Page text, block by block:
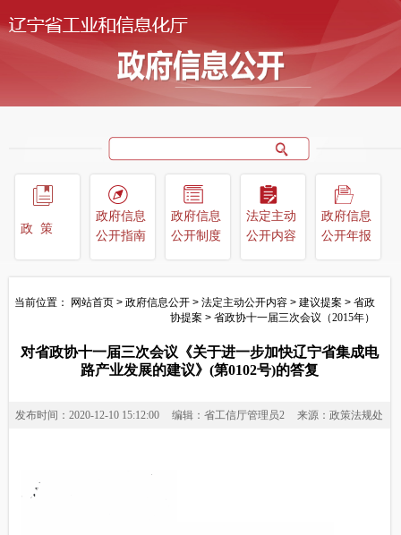
政策
政府信息
公开指南
政府信息
公开制度
法定主动
公开内容
政府信息
公开年报
当前位置： 网站首页> 政府信息公开> 法定主动公开内容> 建议提案 > 省政
协提案 > 省政协十一届三次会议（2015年）
对省政协十一届三次会议《关于进一步加快辽宁省集成电
路产业发展的建议》(第0102号)的答复
发布时间：2020-12-10 15:12:00 编辑：省工信厅管理员2 来源：政策法规处